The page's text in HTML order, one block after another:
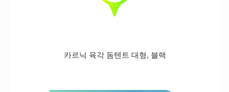
카르닉 육각 돔텐트 대형, 블랙